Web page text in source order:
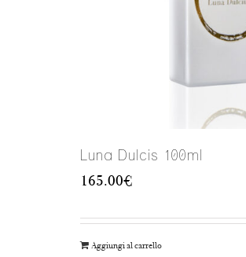
Luna Dulcis 100ml
165.00€
Aggiungi al carrello